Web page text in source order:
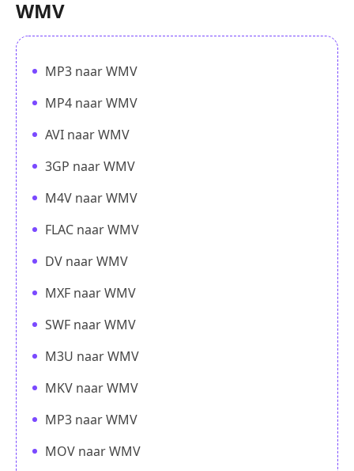
WMV
MP3 naar WMV
MP4 naar WMV
AVI naar WMV
3GP naar WMV
M4V naar WMV
FLAC naar WMV
DV naar WMV
MXF naar WMV
SWF naar WMV
M3U naar WMV
MKV naar WMV
MP3 naar WMV
MOV naar WMV